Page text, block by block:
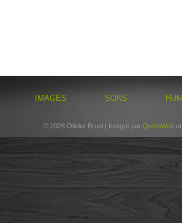
IMAGES SONS
© 2026 Olivier Bruel | Intégré par QuiboWeb